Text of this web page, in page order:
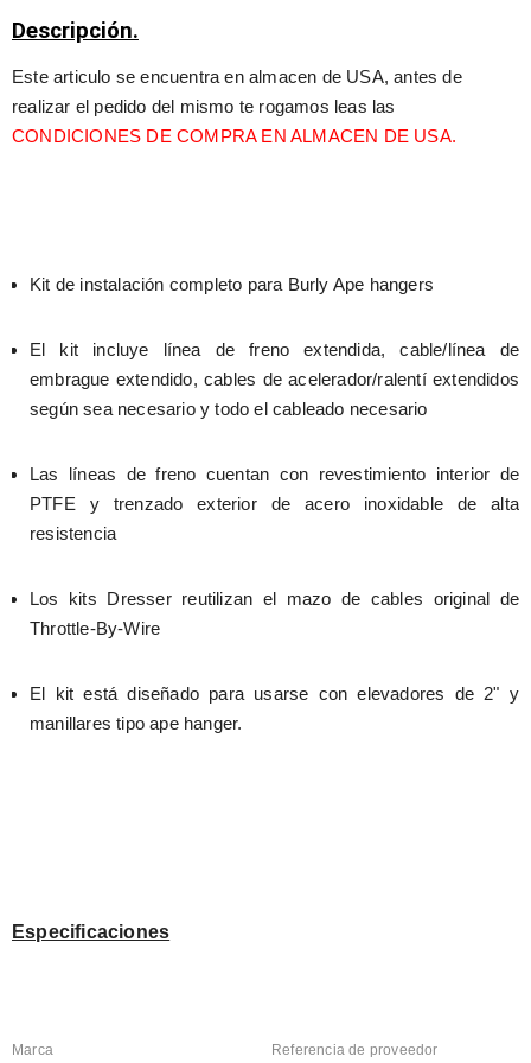
Descripción.
Este articulo se encuentra en almacen de USA, antes de
CONDICIONES DE COMPRA EN ALMACEN DE USA.
Kit de instalación completo para Burly Ape hangers
El kit incluye línea de freno extendida, cable/línea de
embrague extendido, cables de acelerador/ralentí extendidos
según sea necesario y todo el cableado necesario
Las líneas de freno cuentan con revestimiento interior de
PTFE y trenzado exterior de acero inoxidable de alta
resistencia
Los kits Dresser reutilizan el mazo de cables original de
Throttle-By-Wire
El kit está diseñado para usarse con elevadores de 2" y
manillares tipo ape hanger.
Especificaciones
Marca Referencia de proveedor